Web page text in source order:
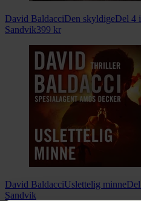
David BaldacciDen skyldigeDel 4
Sandvik399 kr
David BaldacciUslettelig minne
Sandvik